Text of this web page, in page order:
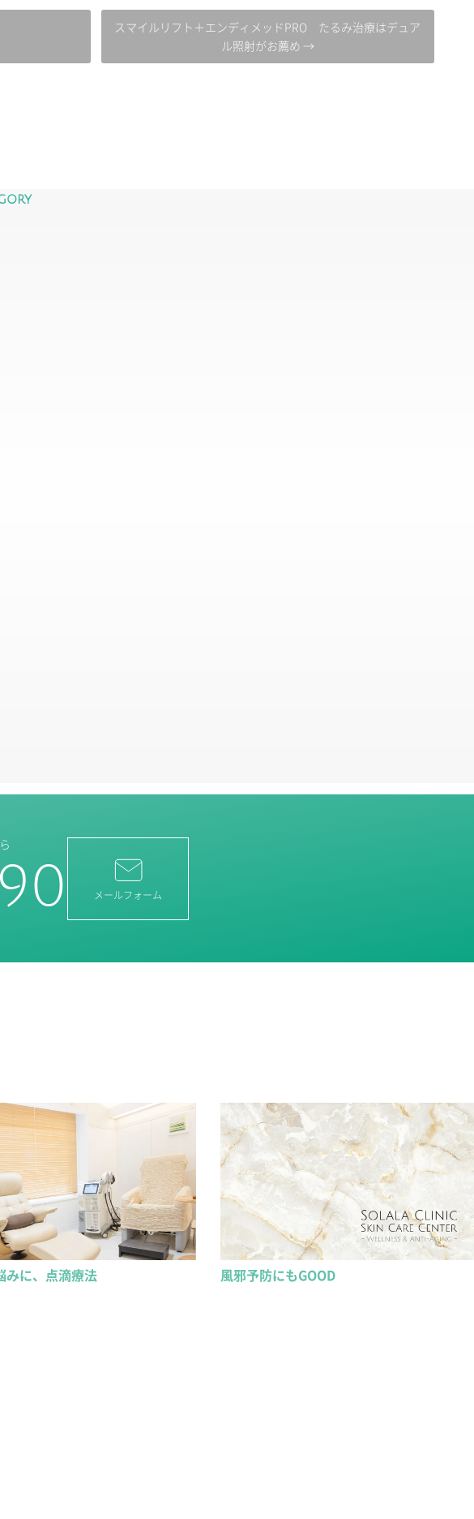
スマイルリフト＋エンディメッドPRO たるみ治療はデュア
ル照射がお薦め →
メールフォーム
みに、点滴療法 風邪予防にもGOOD